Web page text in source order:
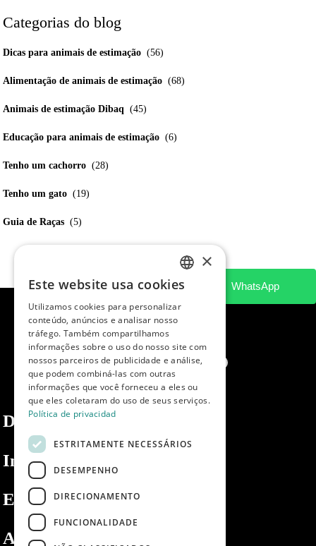
Categorias do blog
Dicas para animais de estimação (56)
Alimentação de animais de estimação (68)
Animais de estimação Dibaq (45)
Educação para animais de estimação (6)
Tenho um cachorro (28)
Tenho um gato (19)
Guia de Raças (5)
Dibaq
Informações
Espaço privado
Apoio ao cliente
SPANISH
ENGLISH
PORTUGUESE
×
Este website usa cookies
Utilizamos cookies para personalizar
conteúdo, anúncios e analisar nosso
tráfego. Também compartilhamos
informações sobre o uso do nosso site com
nossos parceiros de publicidade e análise,
que podem combiná-las com outras
informações que você forneceu a eles ou
que eles coletaram do uso de seus serviços.
Política de privacidad
ESTRITAMENTE NECESSÁRIOS
DESEMPENHO
DIRECIONAMENTO
FUNCIONALIDADE